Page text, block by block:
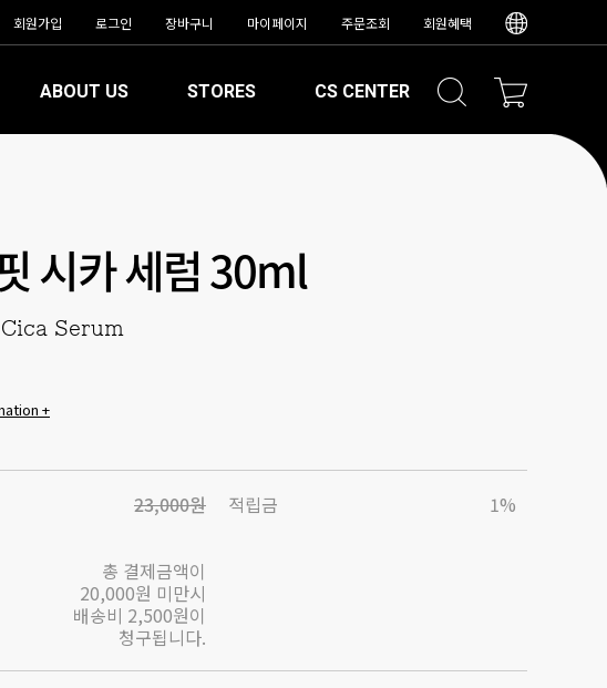
회원가입 로그인 장바구니 마이페이지 주문조회 회원혜택
ABOUT US STORES CS CENTER
시카 세럼 30ml
Serum
+
23,000원 적립금 1%
총 결제금액이
20,000원 미만시
배송비 2,500원이
청구됩니다.